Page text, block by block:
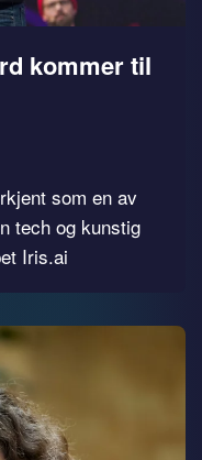
kommer til
som en av
tech og kunstig
Iris.ai